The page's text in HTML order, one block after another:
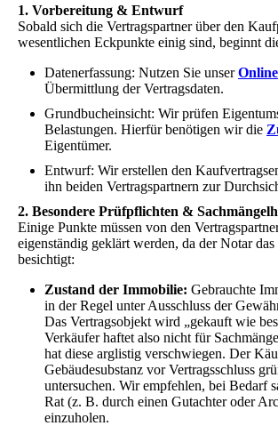
1. Vorbereitung & Entwurf
Sobald sich die Vertragspartner über den
wesentlichen Eckpunkte einig sind, beginnt
Datenerfassung: Nutzen Sie unser
Übermittlung der Vertragsdaten.
Grundbucheinsicht: Wir prüfen
Belastungen. Hierfür benötigen wir die
Eigentümer.
Entwurf: Wir erstellen den
ihn beiden Vertragspartnern zur
2. Besondere Prüfpflichten &
Einige Punkte müssen von den
eigenständig geklärt werden, da der Notar
besichtigt:
Zustand der Immobilie: Gebrauchte
in der Regel unter Ausschluss der
Das Vertragsobjekt wird „gekauft wie
Verkäufer haftet also nicht für
hat diese arglistig verschwiegen. Der
Gebäudesubstanz vor Vertragsschluss
untersuchen. Wir empfehlen, bei Bedarf
Rat (z. B. durch einen Gutachter oder
einzuholen.